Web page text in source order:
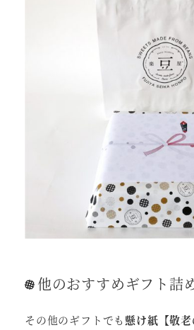
他のおすすめギフト詰
その他のギフトでも 懸け紙【敬